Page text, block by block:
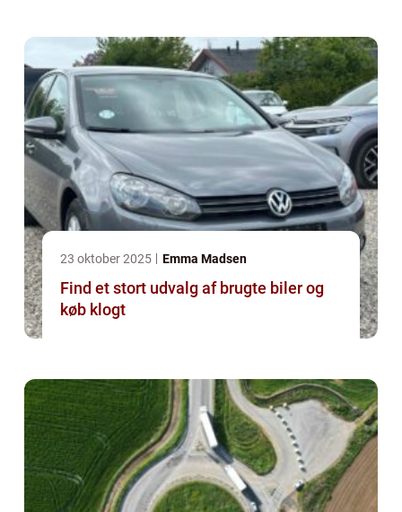
23 oktober 2025 Emma Madsen
Find et stort udvalg af brugte biler og
køb klogt